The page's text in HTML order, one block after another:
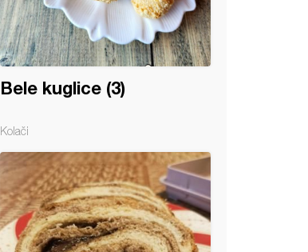
Bele kuglice (3)
Kolači